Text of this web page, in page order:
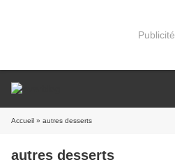
Publicité
Accueil » autres desserts
autres desserts